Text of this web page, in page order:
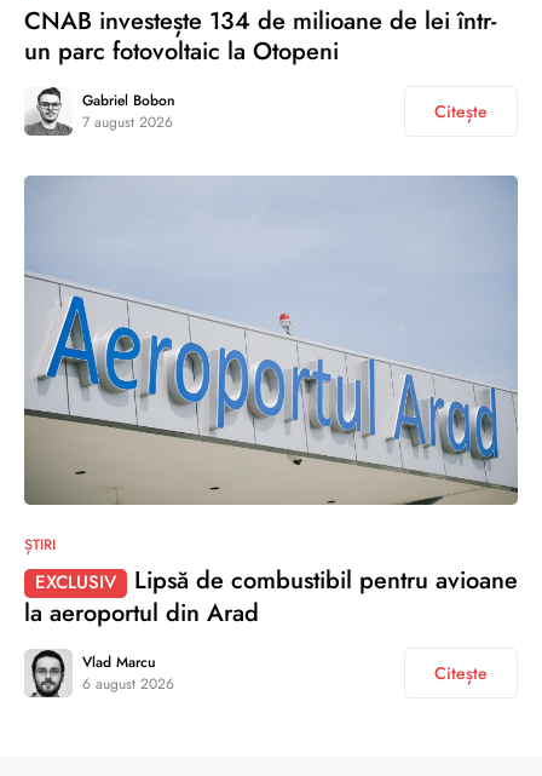
CNAB investește 134 de milioane de lei într-
un parc fotovoltaic la Otopeni
Gabriel Bobon
7 august 2026
Citește
ȘTIRI
EXCLUSIV
Lipsă de combustibil pentru avioane
la aeroportul din Arad
Vlad Marcu
6 august 2026
Citește